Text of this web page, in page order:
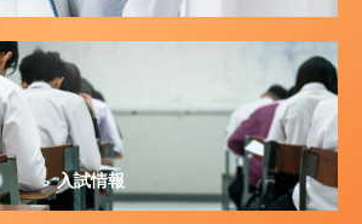
入試情報